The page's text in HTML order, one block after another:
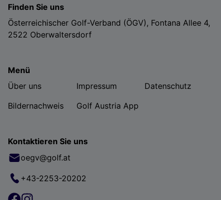
Finden Sie uns
Österreichischer Golf-Verband (ÖGV), Fontana Allee 4,
2522 Oberwaltersdorf
Menü
Über uns
Impressum
Datenschutz
Bildernachweis
Golf Austria App
Kontaktieren Sie uns
oegv@golf.at
+43-2253-20202